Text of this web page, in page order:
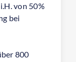
von 50%
bei
800